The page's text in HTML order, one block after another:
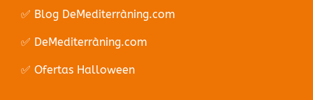
✅ Blog DeMediterràning.com
✅ DeMediterràning.com
✅ Ofertas Halloween